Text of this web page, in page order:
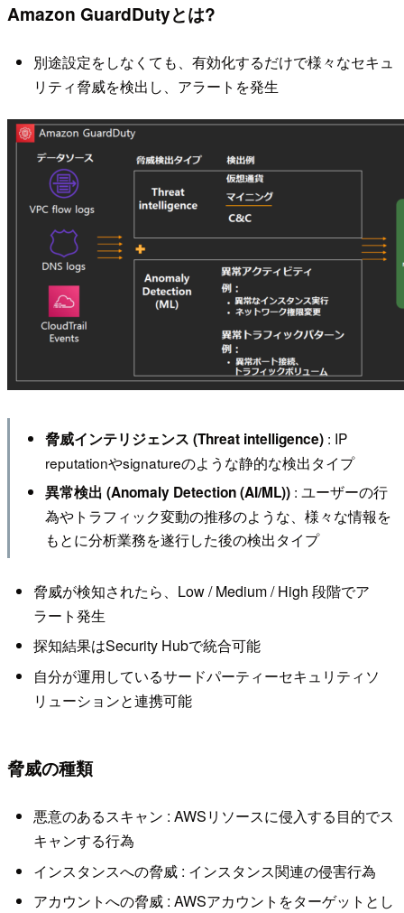
Amazon GuardDutyとは?
別途設定をしなくても、有効化するだけで様々なセキュ
リティ脅威を検出し、アラートを発生
脅威インテリジェンス (Threat intelligence): IP
reputationやsignatureのような静的な検出タイプ
異常検出 (Anomaly Detection (AI/ML)): ユーザーの行
為やトラフィック変動の推移のような、様々な情報を
もとに分析業務を遂行した後の検出タイプ
脅威が検知されたら、Low / Medium / High 段階でア
ラート発生
探知結果はSecurity Hubで統合可能
自分が運用しているサードパーティーセキュリティソ
リューションと連携可能
脅威の種類
悪意のあるスキャン : AWSリソースに侵入する目的でス
キャンする行為
インスタンスへの脅威 : インスタンス関連の侵害行為
アカウントへの脅威 : AWSアカウントをターゲットとし